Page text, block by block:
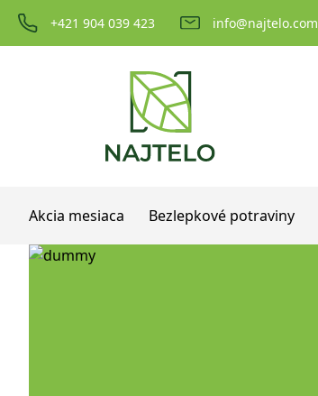
Prejsť na obsah
+421 904 039 423 info@najtelo.com
Akcia mesiaca Bezlepkové potraviny